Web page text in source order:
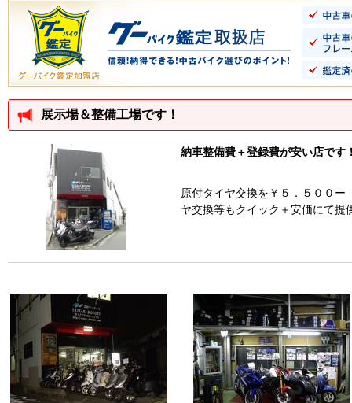
展示場＆整備工場です！
納車整備費＋登録費が安い店です
原付タイヤ交換を￥５．５００
ヤ交換等もクイック＋安価にて